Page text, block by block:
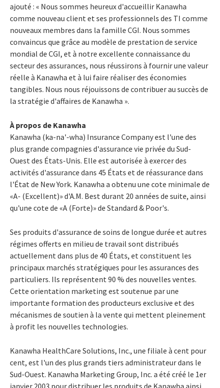
ajouté : « Nous sommes heureux d'accueillir Kanawha
comme nouveau client et ses professionnels des TI comme
nouveaux membres dans la famille CGI. Nous sommes
convaincus que grâce au modèle de prestation de service
mondial de CGI, et à notre excellente connaissance du
secteur des assurances, nous réussirons à fournir une valeur
réelle à Kanawha et à lui faire réaliser des économies
tangibles. Nous nous réjouissons de contribuer au succès de
la stratégie d'affaires de Kanawha ».
À propos de Kanawha
Kanawha (ka-na'-wha) Insurance Company est l'une des
plus grande compagnies d'assurance vie privée du Sud-
Ouest des États-Unis. Elle est autorisée à exercer des
activités d'assurance dans 45 États et de réassurance dans
l'État de New York. Kanawha a obtenu une cote minimale de
«A- (Excellent)» d'A.M. Best durant 20 années de suite, ainsi
qu'une cote de «A (Forte)» de Standard & Poor's.
Ses produits d'assurance de soins de longue durée et autres
régimes offerts en milieu de travail sont distribués
actuellement dans plus de 40 États, et constituent les
principaux marchés stratégiques pour les assurances des
particuliers. Ils représentent 90 % des nouvelles ventes.
Cette orientation marketing est soutenue par une
importante formation des producteurs exclusive et des
mécanismes de soutien à la vente qui mettent pleinement
à profit les nouvelles technologies.
Kanawha HealthCare Solutions, Inc., une filiale à cent pour
cent, est l'un des plus grands tiers administrateur dans le
Sud-Ouest. Kanawha Marketing Group, Inc. a été créé le 1er
janvier 2003 pour distribuer les produits de Kanawha ainsi